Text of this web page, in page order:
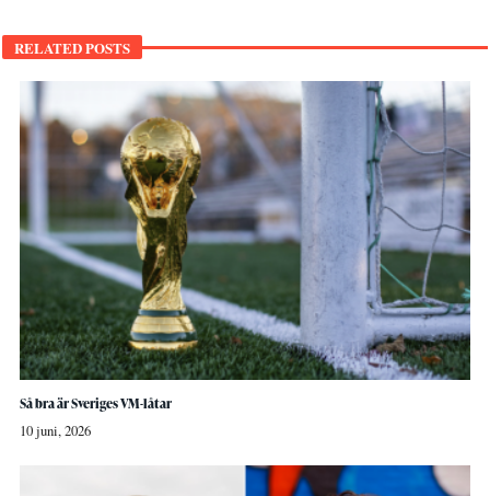
RELATED POSTS
Så bra är Sveriges VM-låtar
10 juni, 2026